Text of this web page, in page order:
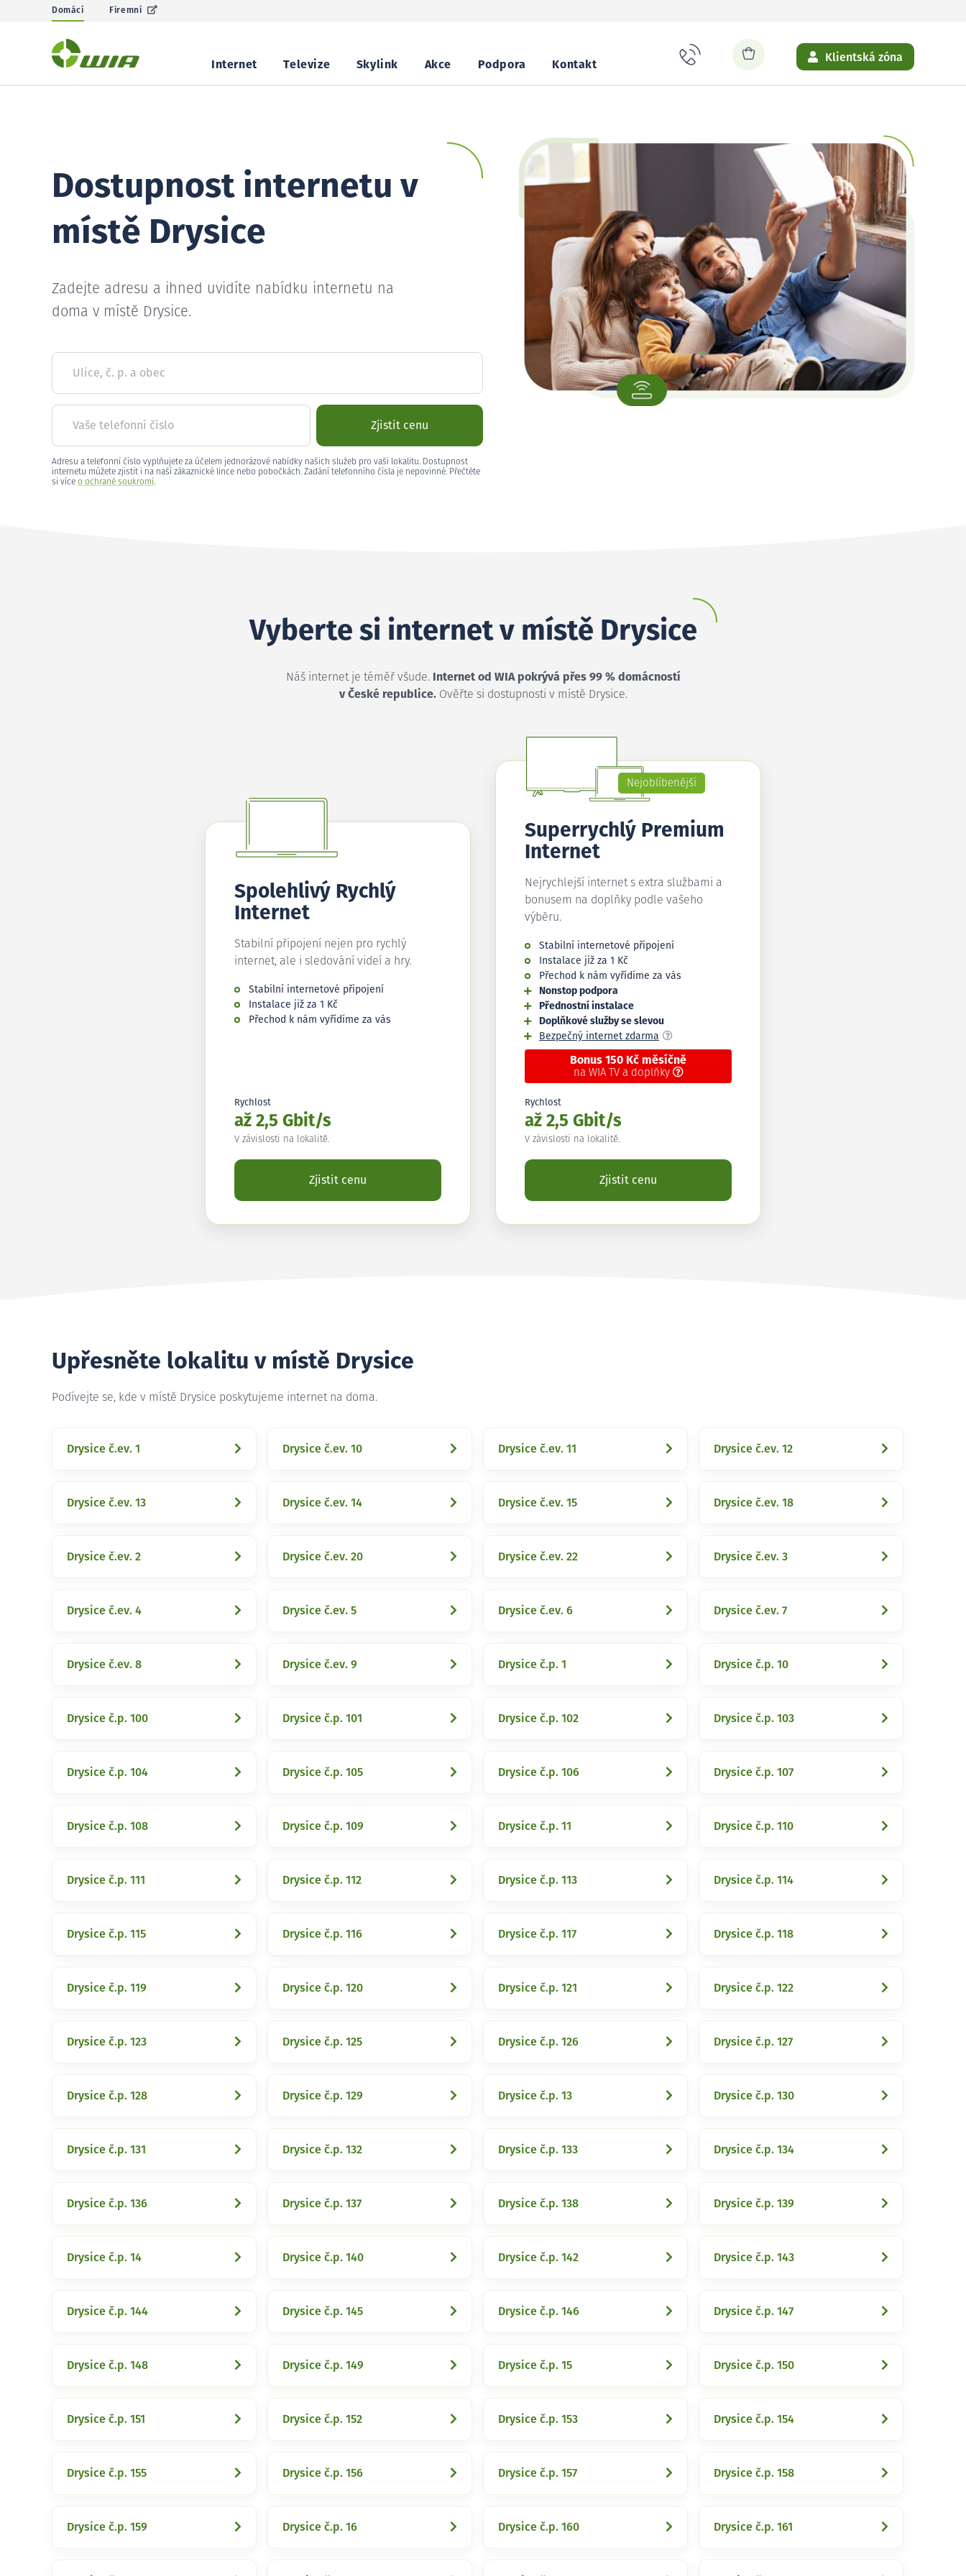
Domácí Firemní
Internet Televize Skylink Akce Podpora Kontakt
Klientská zóna
Dostupnost internetu v
místě Drysice
Zadejte adresu a ihned uvidíte nabídku internetu na
doma v místě Drysice.
Ulice, č. p. a obec
Vaše telefonní číslo Zjistit cenu
Adresu a telefonní číslo vyplňujete za účelem jednorázové nabídky našich služeb pro vaši lokalitu. Dostupnost
internetu můžete zjistit i na naší zákaznické lince nebo pobočkách. Zadání telefonního čísla je nepovinné. Přečtěte
si více o ochraně soukromí.
Vyberte si internet v místě Drysice
Náš internet je téměř všude.
Internet od WIA pokrývá přes 99 % domácností
v České republice.Ověřte si dostupnosti v místě Drysice.
Spolehlivý Rychlý
Internet
Stabilní připojení nejen pro rychlý
internet, ale i sledování videí a hry.
Stabilní internetové připojení
Instalace již za 1 Kč
Přechod k nám vyřídíme za vás
Rychlost
až 2,5 Gbit/s
V závislosti na lokalitě.
Zjistit cenu
Nejoblíbenější
Superrychlý Premium
Internet
Nejrychlejší internet s extra službami a
bonusem na doplňky podle vašeho
výběru.
Stabilní internetové připojení
Instalace již za 1 Kč
Přechod k nám vyřídíme za vás
Nonstop podpora
Přednostní instalace
Doplňkové služby se slevou
Bezpečný internet zdarma
Bonus 150 Kč měsíčně
na WIA TV a doplňky
Rychlost
až 2,5 Gbit/s
V závislosti na lokalitě.
Zjistit cenu
Upřesněte lokalitu v místě Drysice
Podívejte se, kde v místě Drysice poskytujeme internet na doma.
Drysice č.ev. 1 Drysice č.ev. 10 Drysice č.ev. 11 Drysice č.ev. 12
Drysice č.ev. 13 Drysice č.ev. 14 Drysice č.ev. 15 Drysice č.ev. 18
Drysice č.ev. 2 Drysice č.ev. 20 Drysice č.ev. 22 Drysice č.ev. 3
Drysice č.ev. 4 Drysice č.ev. 5 Drysice č.ev. 6 Drysice č.ev. 7
Drysice č.ev. 8 Drysice č.ev. 9 Drysice č.p. 1 Drysice č.p. 10
Drysice č.p. 100 Drysice č.p. 101 Drysice č.p. 102 Drysice č.p. 103
Drysice č.p. 104 Drysice č.p. 105 Drysice č.p. 106 Drysice č.p. 107
Drysice č.p. 108 Drysice č.p. 109 Drysice č.p. 11 Drysice č.p. 110
Drysice č.p. 111 Drysice č.p. 112 Drysice č.p. 113 Drysice č.p. 114
Drysice č.p. 115 Drysice č.p. 116 Drysice č.p. 117 Drysice č.p. 118
Drysice č.p. 119 Drysice č.p. 120 Drysice č.p. 121 Drysice č.p. 122
Drysice č.p. 123 Drysice č.p. 125 Drysice č.p. 126 Drysice č.p. 127
Drysice č.p. 128 Drysice č.p. 129 Drysice č.p. 13 Drysice č.p. 130
Drysice č.p. 131 Drysice č.p. 132 Drysice č.p. 133 Drysice č.p. 134
Drysice č.p. 136 Drysice č.p. 137 Drysice č.p. 138 Drysice č.p. 139
Drysice č.p. 14 Drysice č.p. 140 Drysice č.p. 142 Drysice č.p. 143
Drysice č.p. 144 Drysice č.p. 145 Drysice č.p. 146 Drysice č.p. 147
Drysice č.p. 148 Drysice č.p. 149 Drysice č.p. 15 Drysice č.p. 150
Drysice č.p. 151 Drysice č.p. 152 Drysice č.p. 153 Drysice č.p. 154
Drysice č.p. 155 Drysice č.p. 156 Drysice č.p. 157 Drysice č.p. 158
Drysice č.p. 159 Drysice č.p. 16 Drysice č.p. 160 Drysice č.p. 161